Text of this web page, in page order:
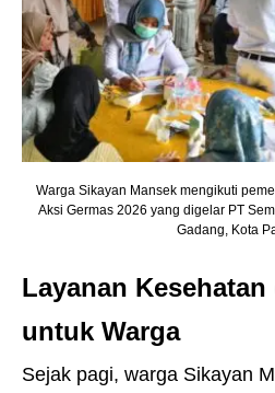
Warga Sikayan Mansek mengikuti
Aksi Germas 2026 yang digelar PT
Gadang, Kota
Layanan
untuk Warga
Sejak pagi, warga Sikayan